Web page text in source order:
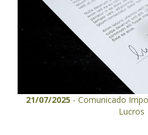
21/07/2025 - Comunicado
Lucros